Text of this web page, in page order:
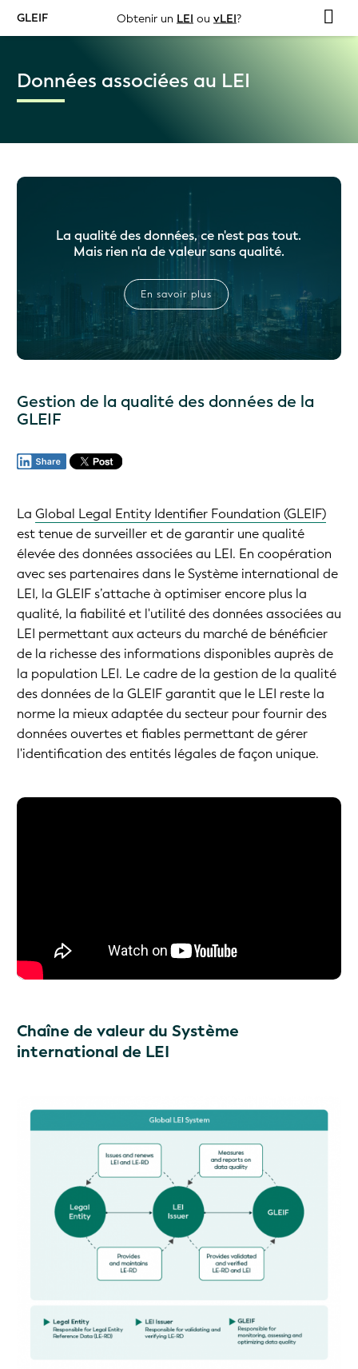
GLEIF Obtenir un LEI ou vLEI?
Données associées au LEI
La qualité des données, ce n'est pas tout.
Mais rien n'a de valeur sans qualité.
En savoir plus
Gestion de la qualité des données de la
GLEIF
La Global Legal Entity Identifier Foundation (GLEIF)
est tenue de surveiller et de garantir une qualité
élevée des données associées au LEI. En coopération
avec ses partenaires dans le Système international de
LEI, la GLEIF s’attache à optimiser encore plus la
qualité, la fiabilité et l'utilité des données associées au
LEI permettant aux acteurs du marché de bénéficier
de la richesse des informations disponibles auprès de
la population LEI. Le cadre de la gestion de la qualité
des données de la GLEIF garantit que le LEI reste la
norme la mieux adaptée du secteur pour fournir des
données ouvertes et fiables permettant de gérer
l'identification des entités légales de façon unique.
Chaîne de valeur du Système
international de LEI